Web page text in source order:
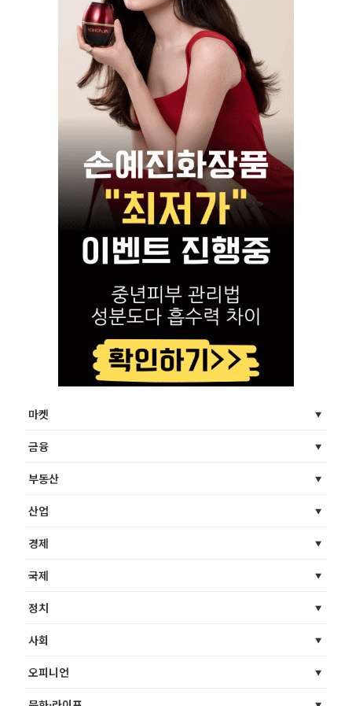
마켓
금융
부동산
산업
경제
국제
정치
사회
오피니언